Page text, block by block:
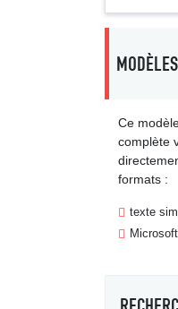
Ce
complète
formats :
texte